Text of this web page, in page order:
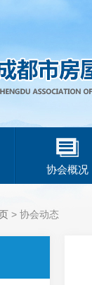
协会概况
> 协会动态